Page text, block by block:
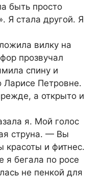
быть просто
Я стала другой. Я
вилку на
прозвучал
спину и
Ларисе Петровне.
а открыто и
я. Мой голос
струна. — Вы
красоты и фитнес.
я бегала по росе
не пенкой для